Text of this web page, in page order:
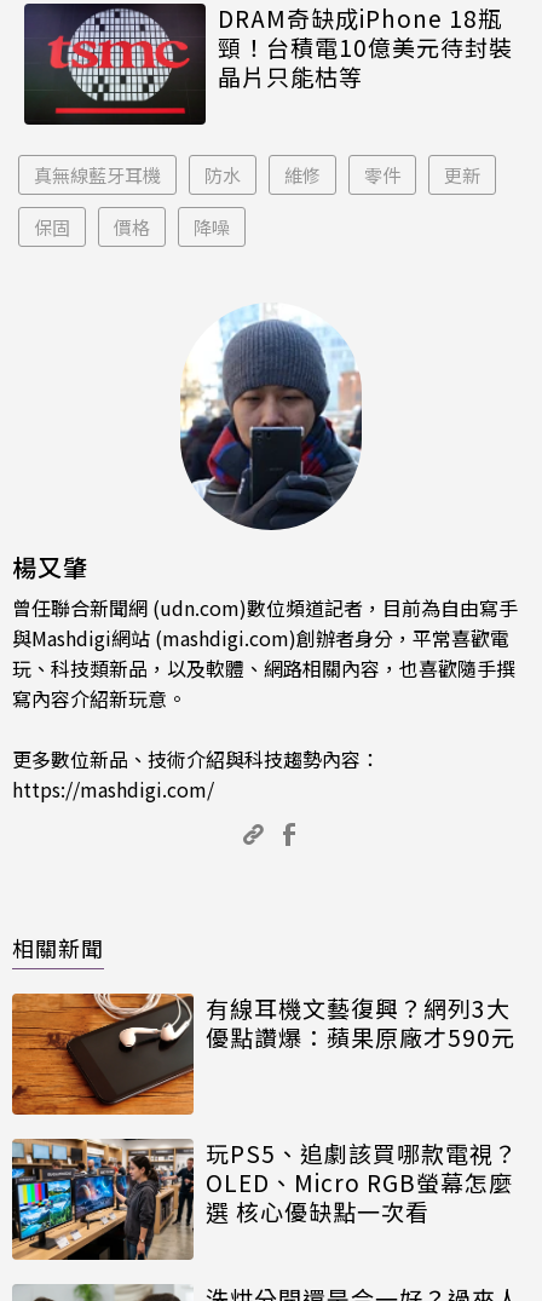
DRAM奇缺成iPhone 18瓶
頸！台積電10億美元待封裝
晶片只能枯等
真無線藍牙耳機 防水 維修 零件 更新
保固 價格 降噪
楊又肇
曾任聯合新聞網 (udn.com)數位頻道記者，目前為自由寫手
與Mashdigi網站 (mashdigi.com)創辦者身分，平常喜歡電
玩、科技類新品，以及軟體、網路相關內容，也喜歡隨手撰
寫內容介紹新玩意。
更多數位新品、技術介紹與科技趨勢內容：
https://mashdigi.com/
相關新聞
有線耳機文藝復興？網列3大
優點讚爆：蘋果原廠才590元
玩PS5、追劇該買哪款電視？
OLED、Micro RGB螢幕怎麼
選 核心優缺點一次看